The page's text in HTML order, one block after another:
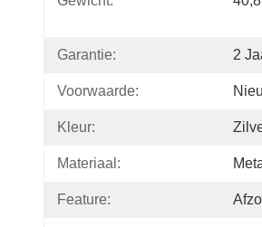
Garantie: 2
Voorwaarde:
Kleur:
Materiaal:
Feature: